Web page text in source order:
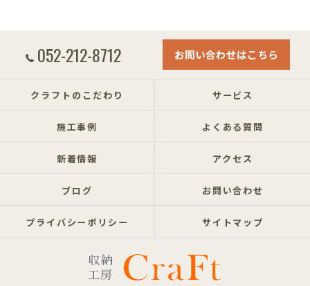
052-212-8712 お問い合わせはこちら
クラフトのこだわり サービス
施工事例 よくある質問
新着情報 アクセス
ブログ お問い合わせ
プライバシーポリシー サイトマップ